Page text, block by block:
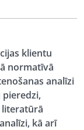
klientu
normatīvā
analīzi
pieredzi,
literatūrā
kā arī